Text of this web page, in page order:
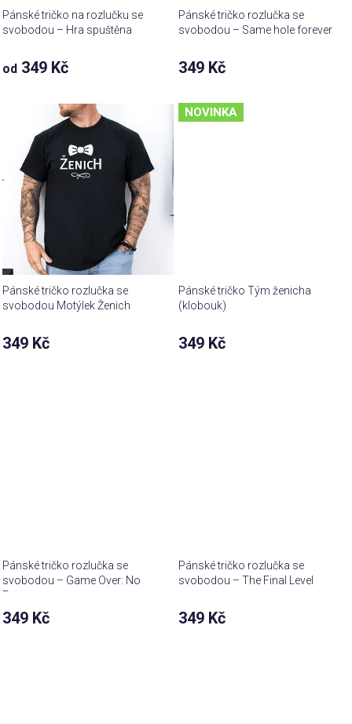
Pánské tričko na rozlučku se
svobodou – Hra spuštěna
od 349 Kč
Pánské tričko rozlučka se
svobodou – Same hole forever
349 Kč
Pánské tričko rozlučka se
svobodou Motýlek Ženich
349 Kč
NOVINKA
Pánské tričko Tým ženicha
(klobouk)
349 Kč
Pánské tričko rozlučka se
svobodou – Game Over: No
Escape
349 Kč
Pánské tričko rozlučka se
svobodou – The Final Level
349 Kč